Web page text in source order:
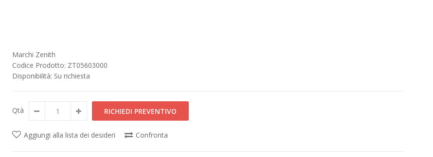
Marchi Zenith
Codice Prodotto: ZT05603000
Disponibilità: Su richiesta
Qtà
Aggiungi alla lista dei desideri Confronta